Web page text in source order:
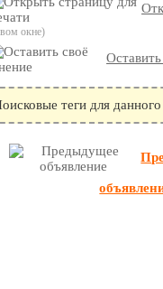
окне)
теги для